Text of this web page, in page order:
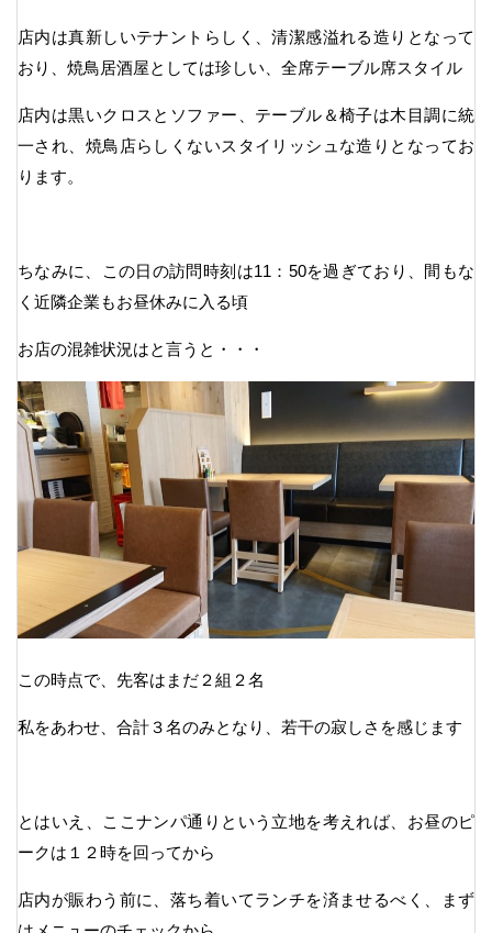
店内は真新しいテナントらしく、清潔感溢れる造りとなって
おり、焼鳥居酒屋としては珍しい、全席テーブル席スタイル
店内は黒いクロスとソファー、テーブル＆椅子は木目調に統
一され、焼鳥店らしくないスタイリッシュな造りとなってお
ります。
ちなみに、この日の訪問時刻は11：50を過ぎており、間もな
く近隣企業もお昼休みに入る頃
お店の混雑状況はと言うと・・・
この時点で、先客はまだ２組２名
私をあわせ、合計３名のみとなり、若干の寂しさを感じます
とはいえ、ここナンパ通りという立地を考えれば、お昼のピ
ークは１２時を回ってから
店内が賑わう前に、落ち着いてランチを済ませるべく、まず